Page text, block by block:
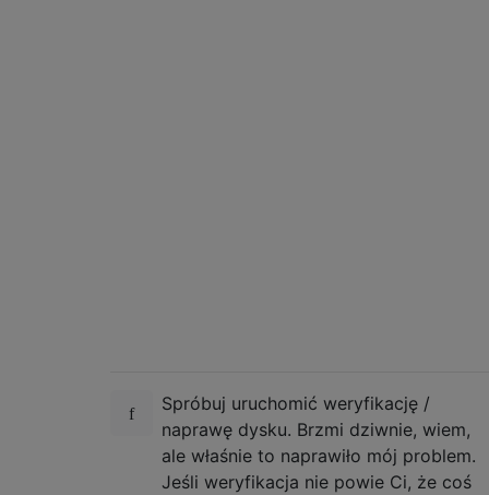
Spróbuj uruchomić weryfikację /
naprawę dysku. Brzmi dziwnie, wiem,
ale właśnie to naprawiło mój problem.
Jeśli weryfikacja nie powie Ci, że coś